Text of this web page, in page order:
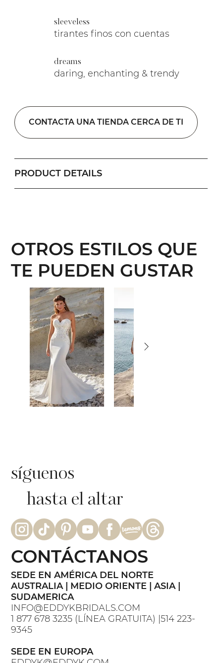
sleeveless
tirantes finos con cuentas
dreams
daring, enchanting & trendy
CONTACTA UNA TIENDA CERCA DE TI
PRODUCT DETAILS
OTROS ESTILOS QUE
TE PUEDEN GUSTAR
síguenos
hasta el altar
SEDE EN AMÉRICA DEL NORTE
AUSTRALIA | MEDIO ORIENTE | ASIA |
SUDAMERICA
INFO@EDDYKBRIDALS.COM
1 877 678 3235 (LÍNEA GRATUITA) |514 223-
9345
SEDE EN EUROPA
CONTÁCTANOS